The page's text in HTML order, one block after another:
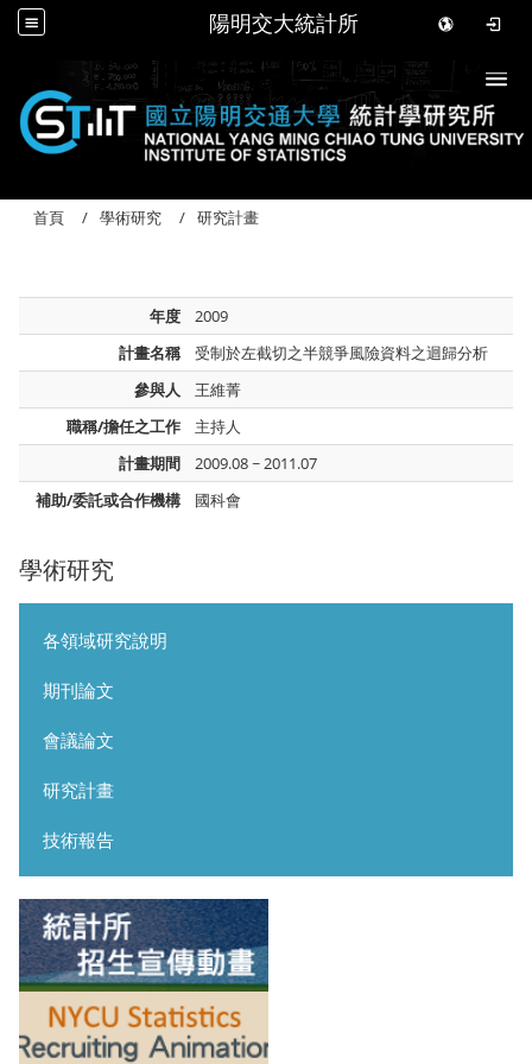
陽明交大統計所
學術研究
各領域研究說明
期刊論文
會議論文
研究計畫
技術報告
首頁 學術研究 研究計畫
年度
2009
計畫名稱
受制於左截切之半競爭風險資料之迴歸分析
參與人
王維菁
職稱/擔任之工作
主持人
計畫期間
2009.08 ~ 2011.07
補助/委託或合作機構
國科會